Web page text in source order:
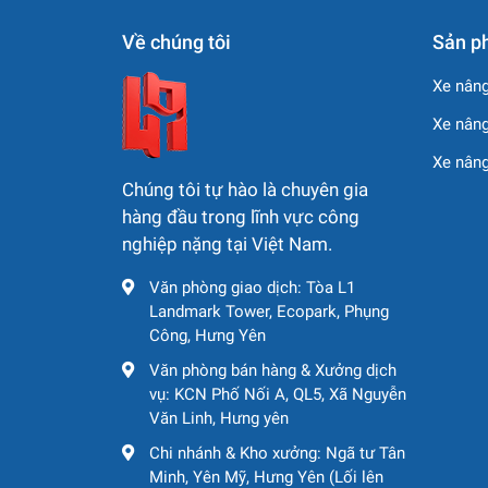
Phù hợp nhiều địa hình thi công:
từ xây
⚠️ Một số lưu ý cần lưu
Máy đã qua sử dụng hơn 3.700 giờ, nên
giao.
Công suất cụ thể chưa xác định rõ (theo
Trọng lượng tổng (~20.510 kg) có thể
chuyển nội bộ.
🧩 Ứng dụng thực tiễn
San lấp mặt bằng và thi công đường dân
Về chúng tôi
Chúng tôi tự hào là chuyên gia
hàng đầu trong lĩnh vực công
nghiệp nặng tại Việt Nam.
Văn phòng giao dịch: Tòa L1
Landmark Tower, Ecopark, Phụng
Công, Hưng Yên
Văn phòng bán hàng & Xưởng dịch
vụ: KCN Phố Nối A, QL5, Xã Nguyễn
Văn Linh, Hưng yên
Chi nhánh & Kho xưởng: Ngã tư Tân
Minh, Yên Mỹ, Hưng Yên (Lối lên
Sản
Xe
Xe
Xe